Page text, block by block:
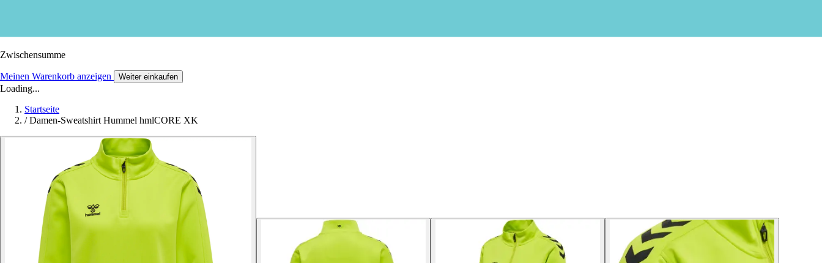
Zwischensumme
Meinen Warenkorb anzeigen Weiter einkaufen
Loading...
Startseite
/ Damen-Sweatshirt Hummel hmlCORE XK